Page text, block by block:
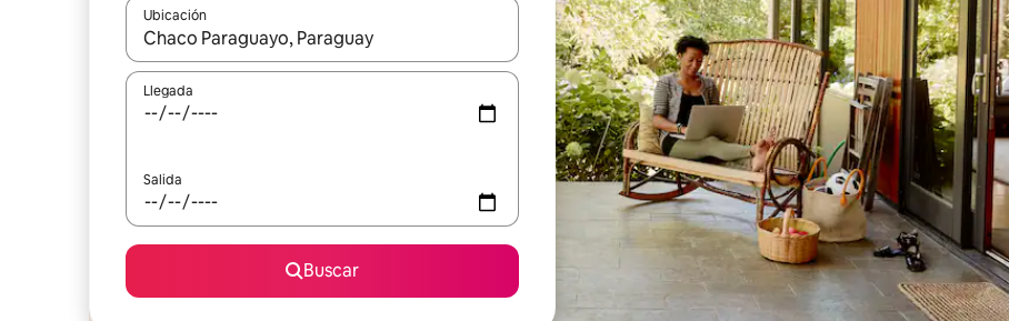
Ubicación
Cuando los resultados estén disponibles, podrás navegar usando las teclas de las flechas hacia arriba y hacia abajo, o
Llegada
Salida
Buscar